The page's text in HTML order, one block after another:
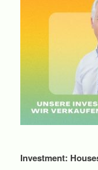
Investment: